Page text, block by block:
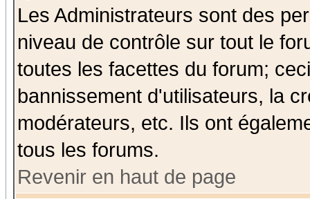
Les Administrateurs sont des
niveau de contrôle sur tout le
toutes les facettes du forum;
bannissement d'utilisateurs, la
modérateurs, etc. Ils ont
tous les forums.
Revenir en haut de page